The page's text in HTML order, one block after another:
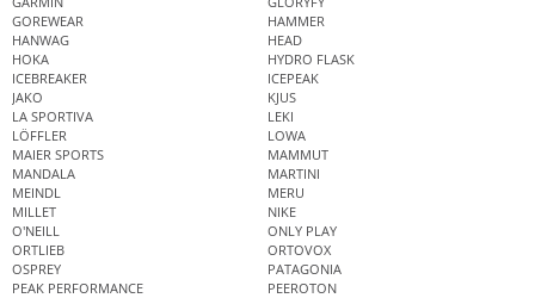
GOREWEAR
HAMMER
HANWAG
HEAD
HOKA
HYDRO FLASK
ICEBREAKER
ICEPEAK
JAKO
KJUS
LA SPORTIVA
LEKI
LÖFFLER
LOWA
MAIER SPORTS
MAMMUT
MANDALA
MARTINI
MEINDL
MERU
MILLET
NIKE
O'NEILL
ONLY PLAY
ORTLIEB
ORTOVOX
OSPREY
PATAGONIA
PEAK PERFORMANCE
PEEROTON